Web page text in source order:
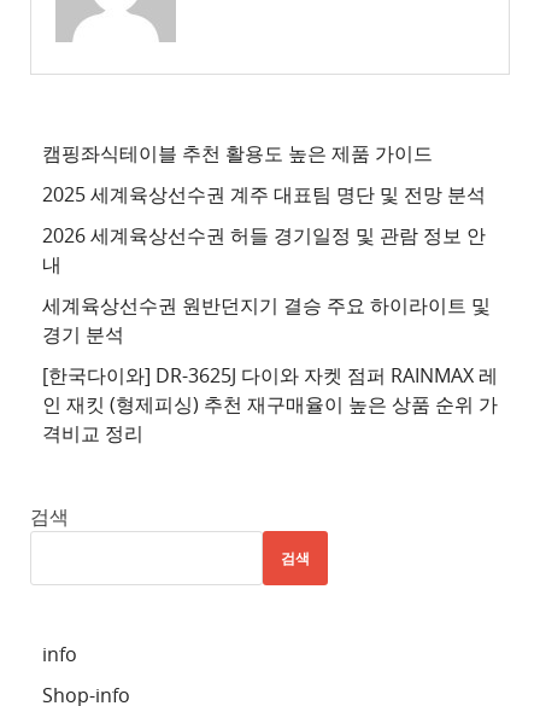
사
트
천
사
이
트
천
사
캠핑좌식테이블 추천 활용도 높은 제품 가이드
2025 세계육상선수권 계주 대표팀 명단 및 전망 분석
2026 세계육상선수권 허들 경기일정 및 관람 정보 안
내
세계육상선수권 원반던지기 결승 주요 하이라이트 및
경기 분석
[한국다이와] DR-3625J 다이와 자켓 점퍼 RAINMAX 레
인 재킷 (형제피싱) 추천 재구매율이 높은 상품 순위 가
격비교 정리
검색
검색
info
Shop-info